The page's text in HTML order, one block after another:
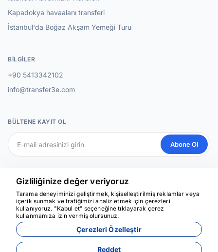
Kapadokya havaalanı transferi
İstanbul'da Boğaz Akşam Yemeği Turu
BILGILER
+90 5413342102
info@transfer3e.com
BÜLTENE KAYIT OL
Abone Ol
Gizliliğinize değer veriyoruz
Tarama deneyiminizi geliştirmek, kişiselleştirilmiş reklamlar veya
içerik sunmak ve trafiğimizi analiz etmek için çerezleri
kullanıyoruz. "Kabul et" seçeneğine tıklayarak çerez
kullanmamıza izin vermiş olursunuz.
Çerezleri Özelleştir
Reddet
Yardım için buradayız